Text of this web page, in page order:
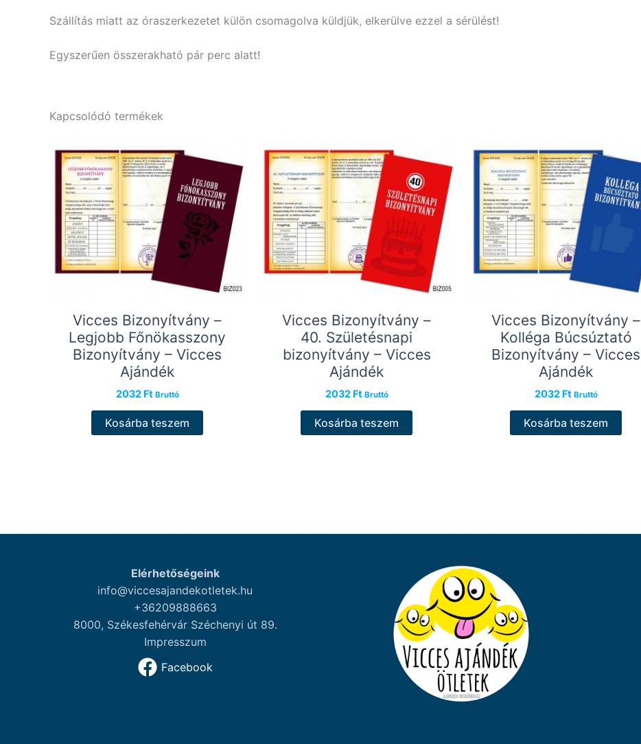
Szállítás miatt az óraszerkezetet külön csomagolva küldjük, elkerülve ezzel a sérülést!
Egyszerűen összerakható pár perc alatt!
Kapcsolódó termékek
Vicces Bizonyítvány –
Legjobb Főnökasszony
Bizonyítvány – Vicces
Ajándék
2032 Ft Bruttó
Kosárba teszem
Vicces Bizonyítvány –
40. Születésnapi
bizonyítvány – Vicces
Ajándék
2032 Ft Bruttó
Kosárba teszem
Vicces Bizonyítvány –
Kolléga Búcsúztató
Bizonyítvány – Vicces
Ajándék
2032 Ft Bruttó
Kosárba teszem
Elérhetőségeink
info@viccesajandekotletek.hu
+36209888663
8000, Székesfehérvár Széchenyi út 89.
Impresszum
Facebook